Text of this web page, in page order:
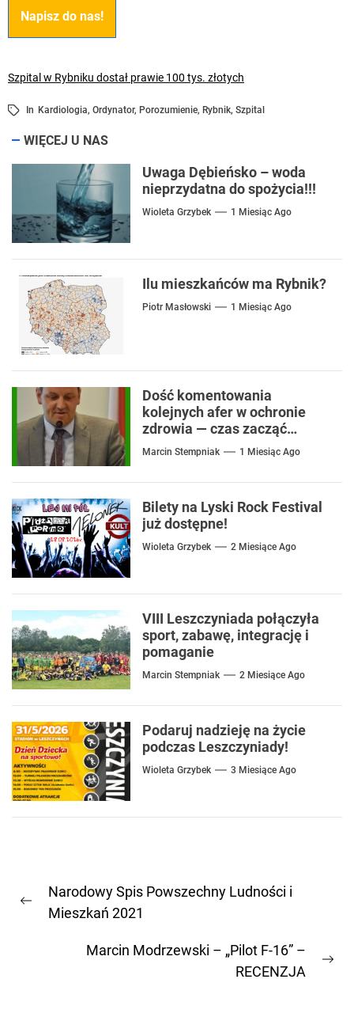
Napisz do nas!
Szpital w Rybniku dostał prawie 100 tys. złotych
In Kardiologia, Ordynator, Porozumienie, Rybnik, Szpital
WIĘCEJ U NAS
Uwaga Dębieńsko – woda
nieprzydatna do spożycia!!!
Wioleta Grzybek 1 Miesiąc Ago
Ilu mieszkańców ma Rybnik?
Piotr Masłowski 1 Miesiąc Ago
Dość komentowania
kolejnych afer w ochronie
zdrowia — czas zacząć
mówić o rozwiązaniach
Marcin Stempniak 1 Miesiąc Ago
Bilety na Lyski Rock Festival
już dostępne!
Wioleta Grzybek 2 Miesiące Ago
VIII Leszczyniada połączyła
sport, zabawę, integrację i
pomaganie
Marcin Stempniak 2 Miesiące Ago
Podaruj nadzieję na życie
podczas Leszczyniady!
Wioleta Grzybek 3 Miesiące Ago
wpisu
Previous
Narodowy Spis Powszechny Ludności i
Mieszkań 2021
Marcin Modrzewski – „Pilot F-16” –
RECENZJA